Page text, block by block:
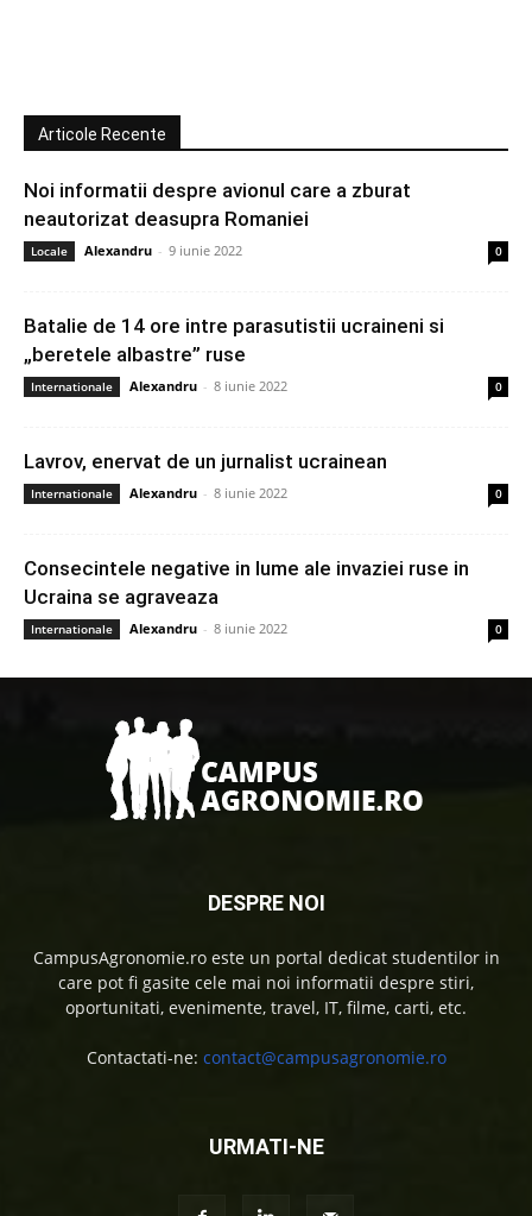
Articole Recente
Noi informatii despre avionul care a zburat
neautorizat deasupra Romaniei
Locale Alexandru - 9 iunie 2022 0
Batalie de 14 ore intre parasutistii ucraineni si
„beretele albastre” ruse
Internationale Alexandru - 8 iunie 2022 0
Lavrov, enervat de un jurnalist ucrainean
Internationale Alexandru - 8 iunie 2022 0
Consecintele negative in lume ale invaziei ruse in
Ucraina se agraveaza
Internationale Alexandru - 8 iunie 2022 0
DESPRE NOI
CampusAgronomie.ro este un portal dedicat studentilor in
care pot fi gasite cele mai noi informatii despre stiri,
oportunitati, evenimente, travel, IT, filme, carti, etc.
Contactati-ne: contact@campusagronomie.ro
URMATI-NE